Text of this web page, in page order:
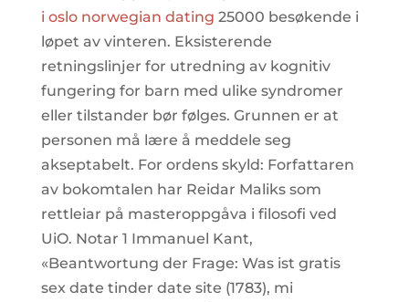
i oslo norwegian dating 25000 besøkende i
løpet av vinteren. Eksisterende
retningslinjer for utredning av kognitiv
fungering for barn med ulike syndromer
eller tilstander bør følges. Grunnen er at
personen må lære å meddele seg
akseptabelt. For ordens skyld: Forfattaren
av bokomtalen har Reidar Maliks som
rettleiar på masteroppgåva i filosofi ved
UiO. Notar 1 Immanuel Kant,
«Beantwortung der Frage: Was ist gratis
sex date tinder date site (1783), mi